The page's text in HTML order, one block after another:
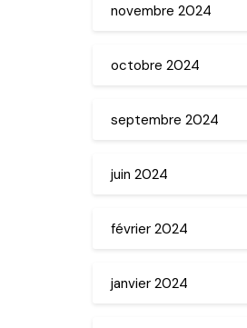
novembre 2024
octobre 2024
septembre 2024
juin 2024
février 2024
janvier 2024